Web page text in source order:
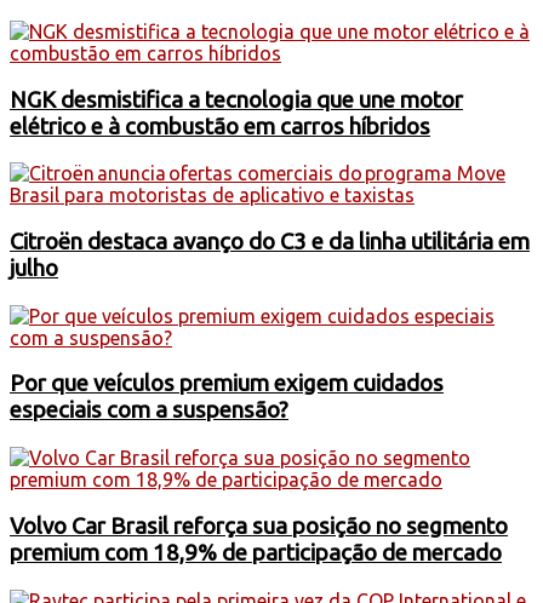
NGK desmistifica a tecnologia que une motor
elétrico e à combustão em carros híbridos
Citroën destaca avanço do C3 e da linha utilitária em
julho
Por que veículos premium exigem cuidados
especiais com a suspensão?
Volvo Car Brasil reforça sua posição no segmento
premium com 18,9% de participação de mercado